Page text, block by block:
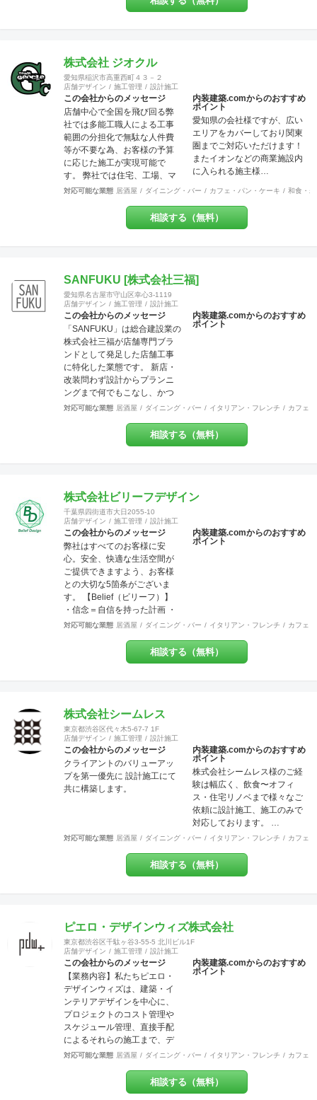
ています。 それはデザイン優
地元に愛されるお店」を一緒
に作りましょう！ということ
です。大抵のお店は近隣のリ
ピーターで売上が支えられて
いるのですから大事なポイン
トだと思いませんか？ また個
人事業主にとって内装工事費
が大変な負担だということは
重々承知しております。コス
ト面でも最大限のご協力を
日々心がけております。ご気
いお料理・最高のサービス・
素敵な品揃えに自信あり！そ
を、私たちにお手伝いさせて
ください。
株式会社 ジオクル
愛知県稲沢市高重西町４３－２
店舗デザイン
施工管理 設計施工
この会社からのメッセージ
店舗中心で全国を飛び回る弊
社では多能工職人による工事
範囲の分担化で無駄な人件費
等が不要な為、お客様の予算
に応じた施工が実現可能で
す。 弊社では住宅、工場、マ
ンション、店舗に渡り様々な
提案力があります。 これまで
には200万〜700万程の開きで
（tenperhide31@icloud.com）
からも承ります。 その他：道
具商 愛知県公安委員会許
可 第542642304700号
内装建築.comからのおすすめ
ポイント
愛知県の会社様ですが、広い
エリアをカバーしており関東
圏までご対応いただけます！
またイオンなどの商業施設内
に入られる施主様…
対応可能な業態 居酒屋 ダイニング・バー カフェ・パン・ケーキ 和食・
相談する（無料）
SANFUKU [株式会社三福]
愛知県名古屋市守山区幸心3-1119
店舗デザイン
施工管理 設計施工
この会社からのメッセージ
「SANFUKU」は総合建設業の
株式会社三福が店舗専門ブラ
ンドとして発足した店舗工事
に特化した業態です。 新店・
改装問わず設計からプランニ
ングまで何でもこなし、かつ
リーズナブルに、お客様のご
ます。 また内装・外装・外構
などすべての分野でその道の
り前！腕の良さは年数が経て
ば経つほど実感できます。 そ
して、SANFUKUの職人は施工
力だけでなくコミニケーショ
ン力に優れています。 お客様
が安心してオープンできるよ
うきめ細やかな対応を心がけ
ています。
内装建築.comからのおすすめ
ポイント
対応可能な業態 居酒屋 ダイニング・バー イタリアン・フレンチ カフェ
相談する（無料）
株式会社ビリーフデザイン
千葉県四街道市大日2055-10
店舗デザイン
施工管理 設計施工
この会社からのメッセージ
弊社はすべてのお客様に安
心。安全、快適な生活空間が
ご提供できますよう、お客様
との大切な5箇条がございま
す。 【Belief（ビリーフ）】
・信念＝自信を持った計画 ・
信用＝信じて用いる行動 ・信
条＝固く信じて守る約束 ・確
信＝固く信じられる内容
成 またデザインを通じて、関
わる方達との関係の構築 これ
らの要素を持って、設計・施
工・管理を行っております。
お客様のお悩みやご相談には
真摯に向き合い、ご要望を最
大限実現する技術力を提供い
ばしい瞬間です。 弊社はリフ
ォーム・リノベーションや注
文住宅など幅広く工事を担当
させていただいております。
おり、色々な所にバラバラに
工事内容の注文をしていただ
かなくとも、弊社にて一式執
り行う事をメリットとし、活
動致しております。 尚、店
舗・住宅のセキュリティー面
にも配慮しており、防犯カメ
ラなどの部分にも力を入れて
おります。 他の施工店ではで
きない方法で、アレルギー・
シックハウス症候群・化学物
質過敏症の方や健康な方にも
良いとされる、化学物質は一
切使わない施工方法で無添加
内装建築.comからのおすすめ
ポイント
対応可能な業態 居酒屋 ダイニング・バー イタリアン・フレンチ カフェ
相談する（無料）
株式会社シームレス
東京都渋谷区代々木5-67-7 1F
店舗デザイン
施工管理 設計施工
この会社からのメッセージ
クライアントのバリューアッ
プを第一優先に 設計施工にて
共に構築します。
内装建築.comからのおすすめ
ポイント
株式会社シームレス様のご経
験は幅広く、飲食〜オフィ
ス・住宅リノベまで様々なご
依頼に設計施工、施工のみで
対応しております。 …
対応可能な業態 居酒屋 ダイニング・バー イタリアン・フレンチ カフェ
相談する（無料）
ピエロ・デザインウィズ株式会社
東京都渋谷区千駄ヶ谷3-55-5 北川ビル1F
店舗デザイン
施工管理 設計施工
この会社からのメッセージ
【業務内容】私たちピエロ・
デザインウィズは、建築・イ
ンテリアデザインを中心に、
プロジェクトのコスト管理や
スケジュール管理、直接手配
によるそれらの施工まで、デ
ザインという業務領域を超え
頂いております。飲食店、ア
パレルショップを中心に、ホ
内装建築.comからのおすすめ
ポイント
対応可能な業態 居酒屋 ダイニング・バー イタリアン・フレンチ カフェ
相談する（無料）